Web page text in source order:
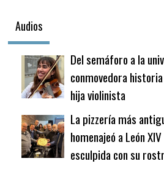
Audios
Del semáforo a la
conmovedora
hija violinista
La pizzería más
homenajeó a León
esculpida con su